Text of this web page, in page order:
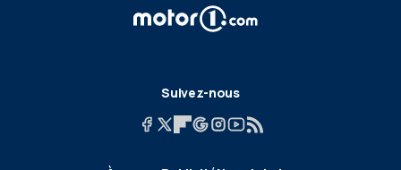
Suivez-nous